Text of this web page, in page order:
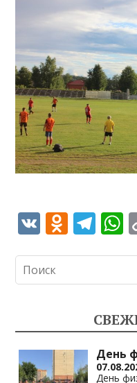
V O
o
as
s
T
gr
a
m
s
A
p
p
День
День